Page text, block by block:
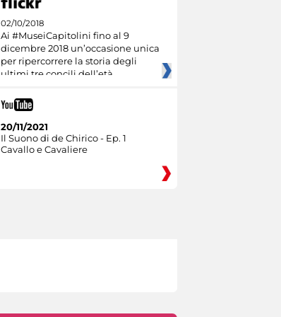
02/10/2018
Ai #MuseiCapitolini fino al 9
dicembre 2018 un’occasione unica
per ripercorrere la storia degli
ultimi tre concili dell’età
20/11/2021
Il Suono di de Chirico - Ep. 1
Cavallo e Cavaliere